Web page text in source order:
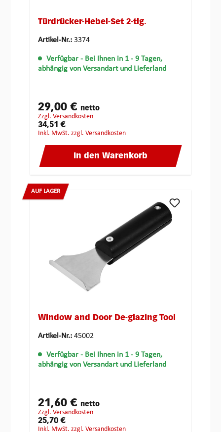
Türdrücker-Hebel-Set 2-tlg.
Artikel-Nr.: 3374
Verfügbar - Bei Ihnen in 1 - 9 Tagen,
abhängig von Versandart und Lieferland
29,00 € netto
zzgl. Versandkosten
34,51 €
inkl. MwSt. zzgl. Versandkosten
In den Warenkorb
AUF LAGER
Window and Door De-glazing Tool
Artikel-Nr.: 45002
Verfügbar - Bei Ihnen in 1 - 9 Tagen,
abhängig von Versandart und Lieferland
21,60 € netto
zzgl. Versandkosten
25,70 €
inkl. MwSt. zzgl. Versandkosten